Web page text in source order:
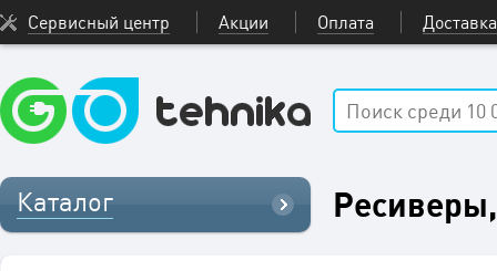
Сервисный центр Акции Оплата Доставка
Каталог